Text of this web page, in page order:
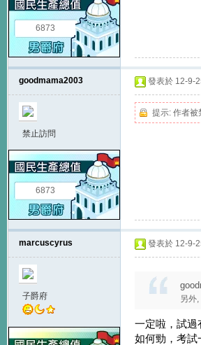
6873
goodmama2003
禁止訪問
6873
發表於 12-9-
提示: 作者被
marcuscyrus
子爵府
發表於 12-9-
另外
一定啦，試過
如何勁，考試